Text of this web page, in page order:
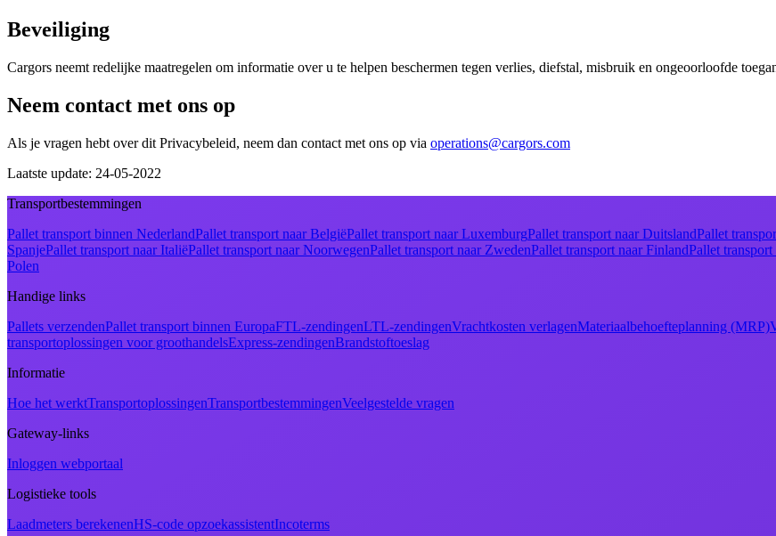
Beveiliging
Cargors neemt redelijke maatregelen om informatie over u te helpen beschermen tegen verlies, diefstal, misbruik en ongeoorloofde
Neem contact met ons op
Als je vragen hebt over dit Privacybeleid, neem dan contact met ons op via operations@cargors.com
Laatste update: 24-05-2022
Transportbestemmingen
Pallet transport binnen NederlandPallet transport naar BelgiëPallet transport naar LuxemburgPallet transport naar DuitslandPallet
SpanjePallet transport naar ItaliëPallet transport naar NoorwegenPallet transport naar ZwedenPallet transport naar FinlandPallet
Polen
Handige links
Pallets verzendenPallet transport binnen EuropaFTL-zendingenLTL-zendingenVrachtkosten verlagenMateriaalbehoefteplanning (MRP)
transportoplossingen voor groothandelsExpress-zendingenBrandstoftoeslag
Informatie
Hoe het werktTransportoplossingenTransportbestemmingenVeelgestelde vragen
Gateway-links
Inloggen webportaal
Logistieke tools
Laadmeters berekenenHS-code opzoekassistentIncoterms